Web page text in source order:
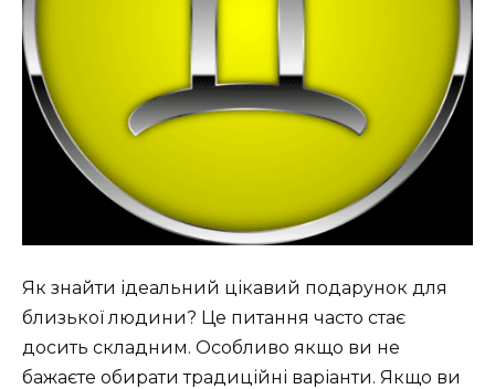
Як знайти ідеальний цікавий подарунок для
близької людини? Це питання часто стає
досить складним. Особливо якщо ви не
бажаєте обирати традиційні варіанти. Якщо ви